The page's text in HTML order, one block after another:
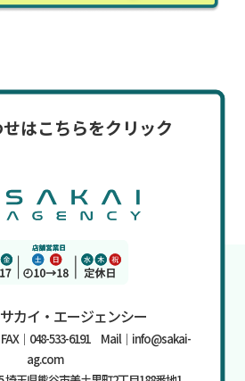
はこちらをクリック
カイ・エージェンシー
｜048-533-6191 Mail｜info@sakai-
ag.com